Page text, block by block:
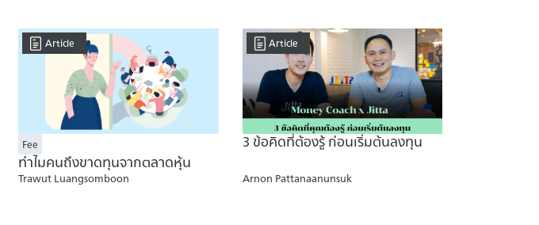
Article
Fee
ทำไมคนถึงขาดทุนจากตลาดหุ้น
Trawut Luangsomboon
Article
3 ข้อคิดที่ต้องรู้ ก่อนเริ่มต้นลงทุน
Arnon Pattanaanunsuk